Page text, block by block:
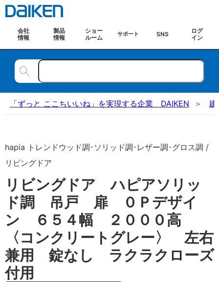
会社
情報
製品
情報
ショー
ルーム
サポート SNS
ログ
イン
「ずっと ここちいいね」を実現する企業 DAIKEN 建
hapia トレンドウッド調･ソリッド調･レザー調･グロス調 /
リビングドア
リビングドア ハピアソリッ
ド調 吊戸 扉 ０Ｐデザイ
ン ６５４幅 ２０００高
〈コンクリートグレー〉 左右
兼用 錠なし ラクラクローズ
付用